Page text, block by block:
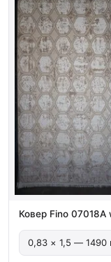
Ковер Fino 07018A